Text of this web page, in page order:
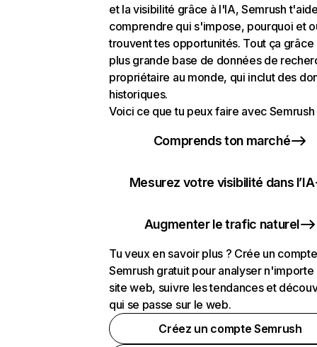
et la visibilité grâce à l'IA, Semrush
comprendre qui s'impose, pourquoi et
trouvent tes opportunités. Tout ça grâce
plus grande base de données de
propriétaire au monde, qui inclut des
historiques.
Voici ce que tu peux faire avec Semrush
Comprends ton marché
Mesurez votre visibilité dans l’IA
Augmenter le trafic naturel
Tu veux en savoir plus ? Crée un compte
Semrush gratuit pour analyser n'importe
site web, suivre les tendances et
qui se passe sur le web.
Créez un compte Semrush